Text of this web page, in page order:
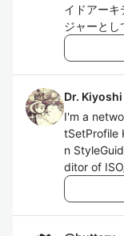
イドアーキ
ジャーとし
Dr.
I'm a
tSetProfile
n
ditor of